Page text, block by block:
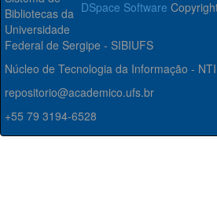
DSpace Software
Bibliotecas da
Universidade
Federal de Sergipe - SIBIUFS
Núcleo de Tecnologia da Informação - NTI
repositorio@academico.ufs.br
+55 79 3194-6528